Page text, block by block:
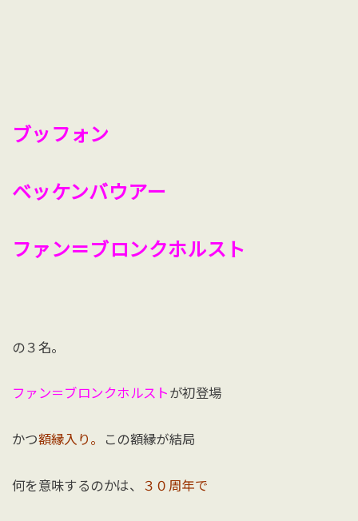
ブッフォン
ベッケンバウアー
ファン＝ブロンクホルスト
の３名。
ファン＝ブロンクホルスト が初登場
かつ額縁入り。 この額縁が結局
何を意味するのかは、 ３０周年で